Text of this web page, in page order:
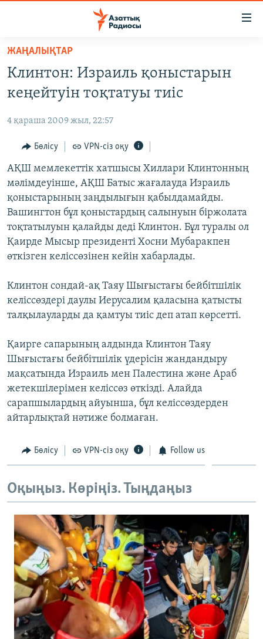
Skip
main
content
to
Navigation
Skip
to
Search
AZATTYQTV
ҚАҢТАР ОҚИҒАСЫ
АДАМ ҚҰҚЫҚТАРЫ
ӘЛЕУМЕТ
ӘЛЕМ
АРНАЙЫ ЖОБАЛАР
Русский
ЖАҢАЛЫҚТАР
Клинтон: Израиль қоныстарын
кеңейтуін тоқтатуы тиіс
4 қараша 2009 жыл, 22:57
Бөлісу VPN-сіз оқу
АҚШ мемлекеттік хатшысы Хиллари Клинтонның
мәлімдеуінше, АҚШ Батыс жағалауда Израиль
қоныстарының заңдылығын қабылдамайды.
Вашингтон бұл қоныстардың салынуын біржолата
тоқтатылуын қалайды деді Клинтон. Бұл туралы ол
Қаирде Мысыр президенті Хосни Мубаракпен
өткізген келіссөзінен кейін хабарлады.
Клинтон сондай-ақ Таяу Шығыстағы бейбітшілік
келіссөздері даулы Иерусалим қаласына қатысты
талқылауларды да қамтуы тиіс деп атап көрсетті.
Қаирге сапарының алдында Клинтон Таяу
Шығыстағы бейбітшілік үдерісін жандандыру
мақсатында Израиль мен Палестина және Араб
жетекшілерімен келіссөз өткізді. Алайда
сарапшылардың айуынша, бұл келіссөздерден
айтарлықтай нәтиже болмаған.
Бөлісу VPN-сіз оқу Follow us
Оқыңыз. Көріңіз. Тыңдаңыз